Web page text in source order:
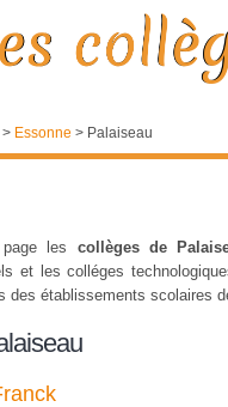
> Essonne > Palaiseau
les collèges de
et les colléges
des établissements scolaires